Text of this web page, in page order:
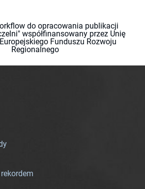
do opracowania publikacji
współfinansowany przez Unię
Funduszu Rozwoju
Regionalnego